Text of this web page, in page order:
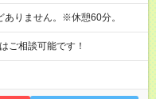
りません。※休憩60分。
ご相談可能です！